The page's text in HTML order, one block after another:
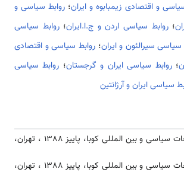
و اقتصادی زیمبابوه و ایران؛ روابط سیاسی و
؛روابط سیاسی اردن و ج.ا.ایران؛روابط سیاسی
سیاسی سیرالئون و ایران؛روابط سیاسی و اقتصادی
؛روابط سیاسی ایران و گرجستان؛ روابط سیاسی
سیاسی ایران و آرژانتین
دفتر مطالعات سیاسی و بین المللی کوبا، پاییز 1388 ، تهران،
دفتر مطالعات سیاسی و بین المللی کوبا، پاییز 1388 ، تهران،